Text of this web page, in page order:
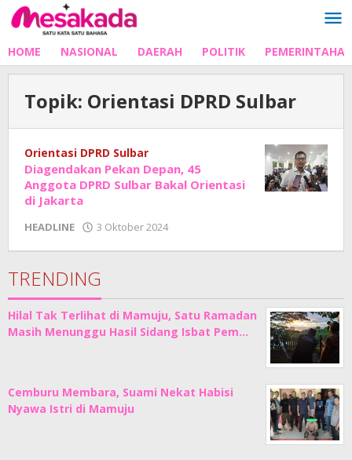
Lewati
ke
HOME NASIONAL DAERAH POLITIK
Topik: Orientasi DPRD Sulbar
Orientasi DPRD Sulbar
Diagendakan Pekan Depan, 45
Anggota DPRD Sulbar Bakal Orientasi
di Jakarta
HEADLINE 3 Oktober 2024
Junaedi
TRENDING
Hilal Tak Terlihat di Mamuju, Satu Ramadan
Masih Menunggu Hasil Sidang Isbat Pem…
Cemburu Membara, Suami Nekat Habisi
Nyawa Istri di Mamuju